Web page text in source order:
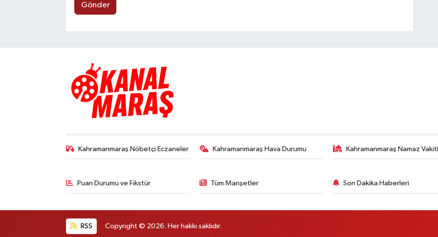
Gönder
Kahramanmaraş Nöbetçi Eczaneler Kahramanmaraş Hava Durumu Kahramanmaraş Namaz
Puan Durumu ve Fikstür Tüm Manşetler Son Dakika Haberleri
RSS Copyright © 2026. Her hakkı saklıdır.